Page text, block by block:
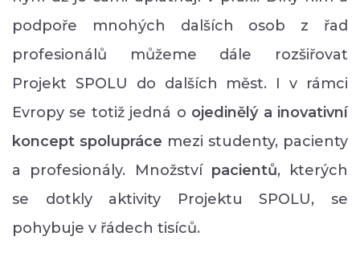
podpoře mnohých dalších osob z řad
profesionálů můžeme dále rozšiřovat
Projekt SPOLU do dalších měst. I v rámci
Evropy se totiž jedná o ojedinělý a inovativní
koncept spolupráce mezi studenty, pacienty
a profesionály. Množství pacientů, kterých
se dotkly aktivity Projektu SPOLU, se
pohybuje v řádech tisíců.